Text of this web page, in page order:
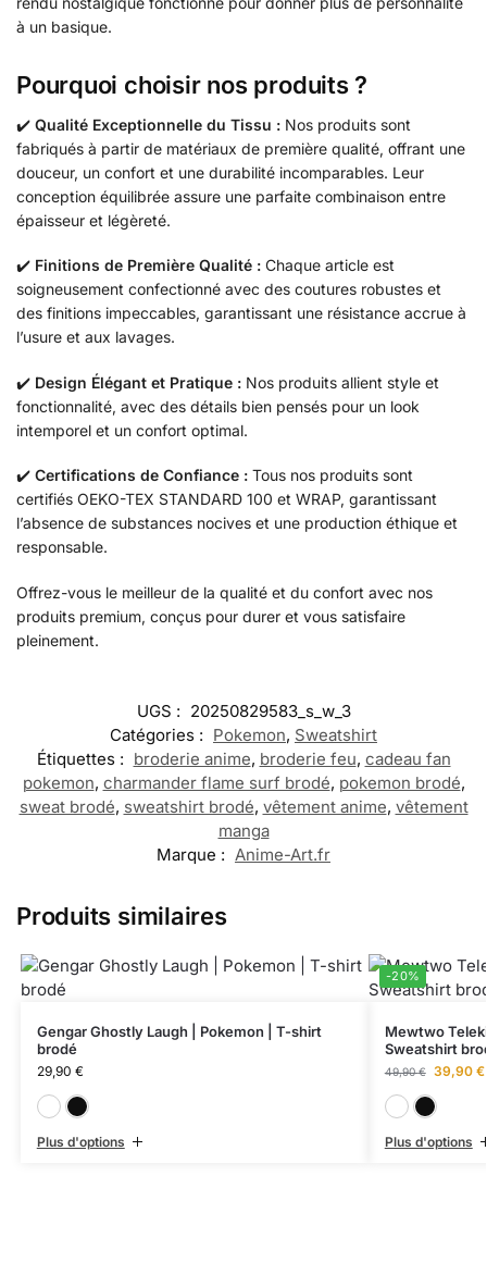
à un basique.
Pourquoi choisir nos produits ?
✔️ Qualité Exceptionnelle du Tissu : Nos produits sont
fabriqués à partir de matériaux de première qualité, offrant une
douceur, un confort et une durabilité incomparables. Leur
conception équilibrée assure une parfaite combinaison entre
épaisseur et légèreté.
✔️ Finitions de Première Qualité : Chaque article est
soigneusement confectionné avec des coutures robustes et
des finitions impeccables, garantissant une résistance accrue à
l’usure et aux lavages.
✔️ Design Élégant et Pratique : Nos produits allient style et
fonctionnalité, avec des détails bien pensés pour un look
intemporel et un confort optimal.
✔️ Certifications de Confiance : Tous nos produits sont
certifiés OEKO-TEX STANDARD 100 et WRAP, garantissant
l’absence de substances nocives et une production éthique et
responsable.
Offrez-vous le meilleur de la qualité et du confort avec nos
produits premium, conçus pour durer et vous satisfaire
pleinement.
UGS : 20250829583_s_w_3
Catégories : Pokemon, Sweatshirt
Étiquettes : broderie anime, broderie feu, cadeau fan
pokemon, charmander flame surf brodé, pokemon brodé,
sweat brodé, sweatshirt brodé, vêtement anime, vêtement
manga
Marque : Anime-Art.fr
Produits similaires
Gengar Ghostly Laugh | Pokemon | T-shirt
brodé
29,90 €
Plus d'options
-20%
Mewtwo
Sweatshirt
49,90€ 39,90 €
Plus d'options